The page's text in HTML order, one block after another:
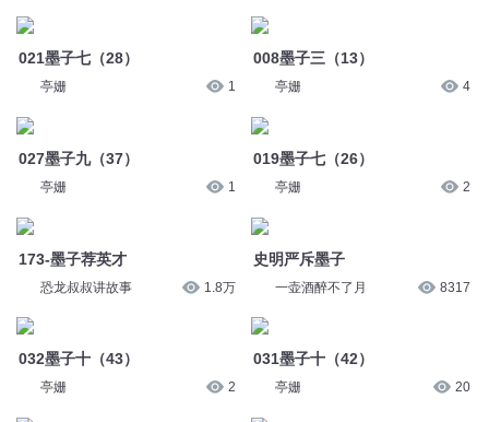
021墨子七（28）
亭姗 1
027墨子九（37）
亭姗 1
173-墨子荐英才
恐龙叔叔讲故事 1.8万
032墨子十（43）
亭姗 2
008墨子三（13）
亭姗 4
019墨子七（26）
亭姗 2
史明严斥墨子
一壶酒醉不了月 8317
031墨子十（42）
亭姗 20